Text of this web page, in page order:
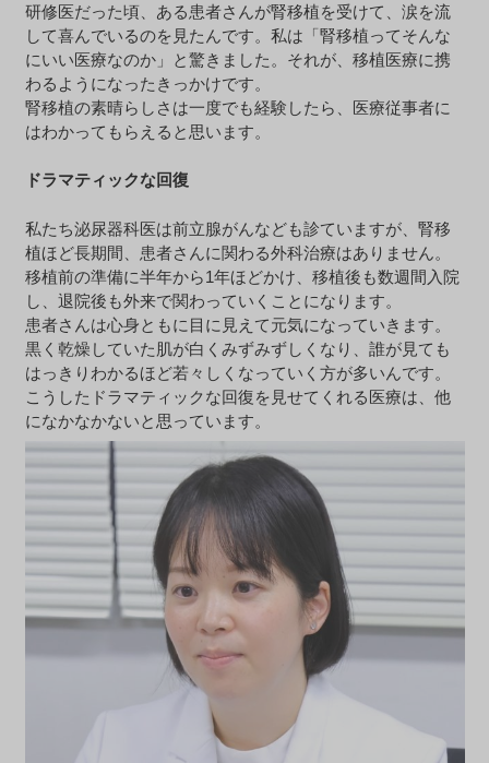
研修医だった頃、ある患者さんが腎移植を受けて、涙を流
して喜んでいるのを見たんです。私は「腎移植ってそんな
にいい医療なのか」と驚きました。それが、移植医療に携
わるようになったきっかけです。
腎移植の素晴らしさは一度でも経験したら、医療従事者に
はわかってもらえると思います。
ドラマティックな回復
私たち泌尿器科医は前立腺がんなども診ていますが、腎移
植ほど長期間、患者さんに関わる外科治療はありません。
移植前の準備に半年から1年ほどかけ、移植後も数週間入院
し、退院後も外来で関わっていくことになります。
患者さんは心身ともに目に見えて元気になっていきます。
黒く乾燥していた肌が白くみずみずしくなり、誰が見ても
はっきりわかるほど若々しくなっていく方が多いんです。
こうしたドラマティックな回復を見せてくれる医療は、他
になかなかないと思っています。